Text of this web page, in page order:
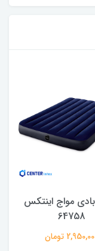
مواج اینتکس
64758
تومان